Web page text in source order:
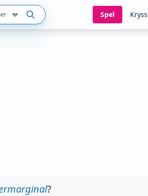
Spel
?